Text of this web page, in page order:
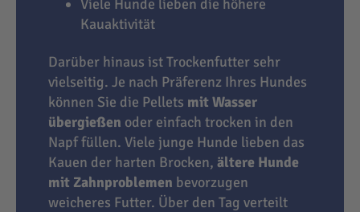
Viele Hunde lieben die höhere
Kauaktivität
Darüber hinaus ist Trockenfutter sehr
vielseitig. Je nach Präferenz Ihres Hundes
können Sie die Pellets mit Wasser
übergießen oder einfach trocken in den
Napf füllen. Viele junge Hunde lieben das
Kauen der harten Brocken, ältere Hunde
mit Zahnproblemen bevorzugen
weicheres Futter. Über den Tag verteilt